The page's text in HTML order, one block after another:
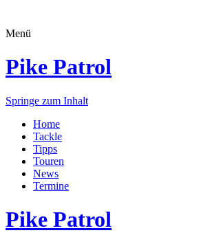
Menü
Pike Patrol
Springe zum Inhalt
Home
Tackle
Tipps
Touren
News
Termine
Pike Patrol